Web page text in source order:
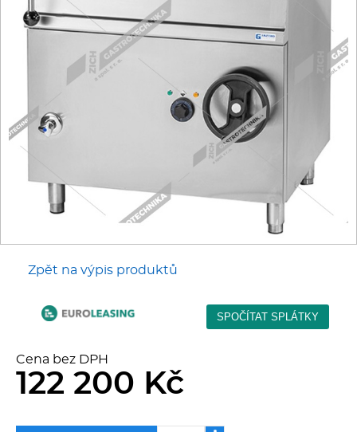
PIZZA technologie
Grilovací desky - Grily
Prostředky-Změkčovače
Kávovary
Řeznické stroje
Konvektomaty/Pece
Sporáky
Kotle
Zpět na výpis produktů
Cena bez DPH
122 200 Kč